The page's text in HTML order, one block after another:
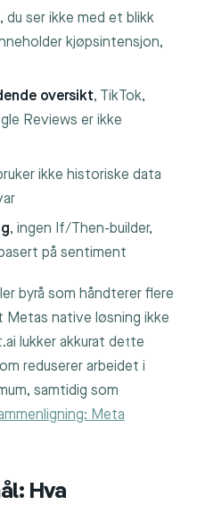
, du ser ikke med et blikk
kjøpsintensjon,
oversikt, TikTok,
Reviews er ikke
ikke historiske data
, ingen If/Then-builder,
på sentiment
byrå som håndterer flere
Metas native løsning ikke
lukker akkurat dette
reduserer arbeidet i
samtidig som
Meta
Hva